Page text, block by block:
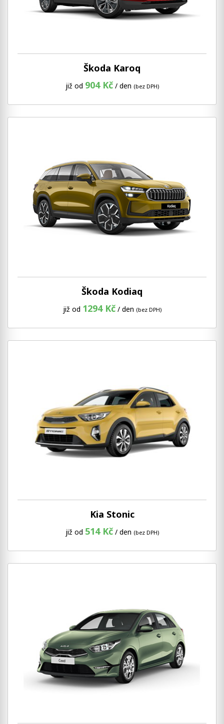
Škoda Karoq
již od 904 Kč/ den (bez DPH)
Škoda Kodiaq
již od 1294 Kč/ den (bez DPH)
Kia Stonic
již od 514 Kč/ den (bez DPH)